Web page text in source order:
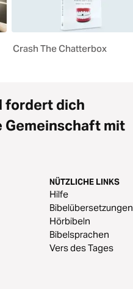
Crash The Chatterbox
fordert dich
Gemeinschaft mit
NÜTZLICHE LINKS
Hilfe
Bibelübersetzungen
Hörbibeln
Bibelsprachen
Vers des Tages